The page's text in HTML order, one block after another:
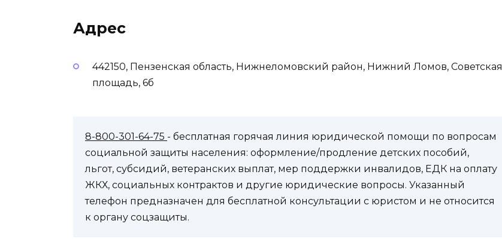
Адрес
442150, Пензенская область, Нижнеломовский район, Нижний Ломов, Советская
площадь, 6б
8-800-301-64-75 - бесплатная горячая линия юридической помощи по вопросам
социальной защиты населения: оформление/продление детских пособий,
льгот, субсидий, ветеранских выплат, мер поддержки инвалидов, ЕДК на оплату
ЖКХ, социальных контрактов и другие юридические вопросы. Указанный
телефон предназначен для бесплатной консультации с юристом и не относится
к органу соцзащиты.